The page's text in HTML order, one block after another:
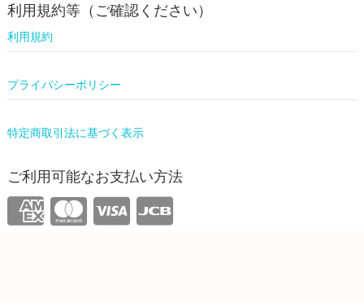
利用規約等（ご確認ください）
利用規約
プライバシーポリシー
特定商取引法に基づく表示
ご利用可能なお支払い方法